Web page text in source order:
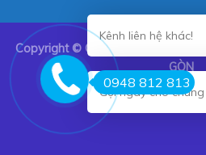
Copyright © CÔNG TY TNHH
GÒN
Kênh liên hệ khác!
Gọi ngay cho
0948 812 813